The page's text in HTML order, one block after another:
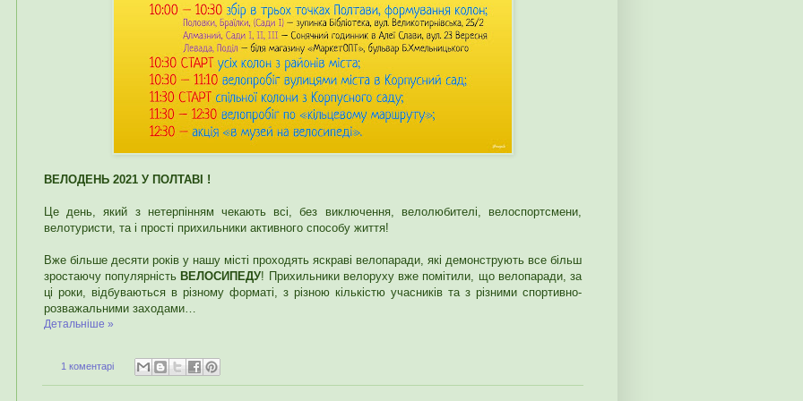
ВЕЛОДЕНЬ 2021 У ПОЛТАВІ !
Це день, який з нетерпінням чекають всі, без виключення, велолюбителі, велоспортсмени,
велотуристи, та і прості прихильники активного способу життя!
Вже більше десяти років у нашу місті проходять яскраві велопаради, які демонструють все більш
зростаючу популярністьВЕЛОСИПЕДУ! Прихильники велоруху вже помітили, що велопаради, за
ці роки, відбуваються в різному форматі, з різною кількістю учасників та з різними спортивно-
розважальними заходами…
Детальніше »
1 коментарі